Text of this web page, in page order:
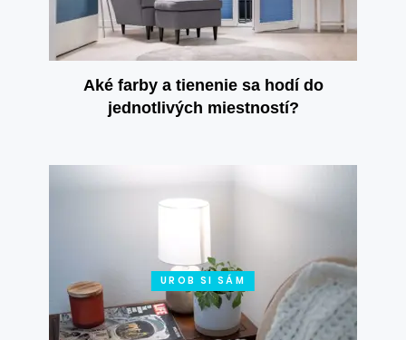
Aké farby a tienenie sa hodí do
jednotlivých miestností?
UROB SI SÁM